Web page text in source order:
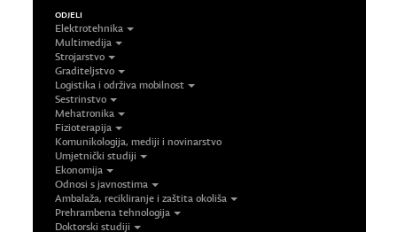
ODJELI
Elektrotehnika
Multimedija
Strojarstvo
Graditeljstvo
Logistika i održiva mobilnost
Sestrinstvo
Mehatronika
Fizioterapija
Komunikologija, mediji i novinarstvo
Umjetnički studiji
Ekonomija
Odnosi s javnostima
Ambalaža, recikliranje i zaštita okoliša
Prehrambena tehnologija
Doktorski studiji